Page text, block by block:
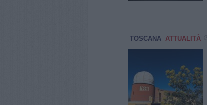
TOSCANA ATTUALITÀ